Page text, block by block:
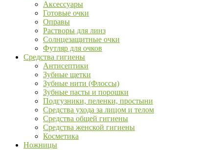
Аксессуары
Готовые очки
Оправы
Растворы для линз
Солнцезащитные очки
Футляр для очков
Средства гигиены
Антисептики
Зубные щетки
Зубные нити (Флоссы)
Зубные пасты и порошки
Подгузники, пеленки, простыни
Средства ухода за лицом и телом
Средства общей гигиены
Средства женской гигиены
Косметика
Ножницы